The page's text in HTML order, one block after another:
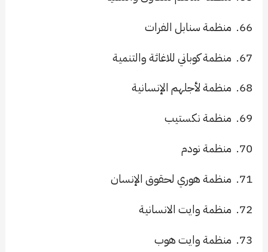
66. منظمة سنابل الفرات
67. منظمة كوباني للاغاثة والتنمية
68. منظمة لأجلهم الإنسانية
69. منظمة نكستيب
70. منظمة نودم
71. منظمة هوري لحقوق الإنسان
72. منظمة وايت الانسانية
73. منظمة وايت هوب